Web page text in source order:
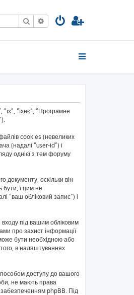
ПошукРозширений пошук
“їхнє”, “Програмне
cookies (невеликих
(надалі “user-id”) і
однієї з тем форуму
оскільки він
бути, і цим не
“ваш обліковий запис”) і
входу під вашим обліковим
про захист інформації
бути необхідною або
в налаштуваннях
доступу до вашого
не мають права
phpBB. Під